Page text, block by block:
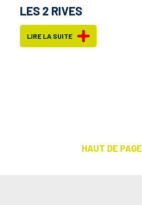
LES 2 RIVES
LIRE LA SUITE
HAUT DE PAGE